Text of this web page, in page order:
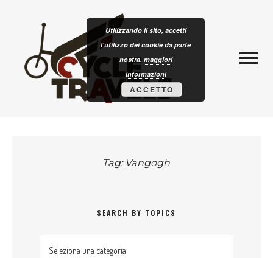
Tag: Vangogh
SEARCH BY TOPICS
Search by topics
Utilizzando il sito, accetti
l'utilizzo dei cookie da parte
nostra. maggiori
informazioni
ACCETTO